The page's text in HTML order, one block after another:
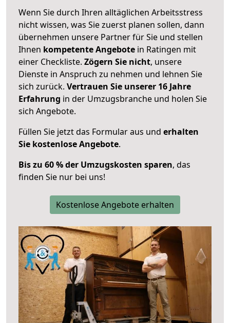
Wenn Sie durch Ihren alltäglichen Arbeitsstress
nicht wissen, was Sie zuerst planen sollen, dann
übernehmen unsere Partner für Sie und stellen
Ihnen kompetente Angebote in Ratingen mit
einer Checkliste. Zögern Sie nicht, unsere
Dienste in Anspruch zu nehmen und lehnen Sie
sich zurück. Vertrauen Sie unserer 16 Jahre
Erfahrung in der Umzugsbranche und holen Sie
sich Angebote.
Füllen Sie jetzt das Formular aus und erhalten
Sie kostenlose Angebote.
Bis zu 60 % der Umzugskosten sparen, das
finden Sie nur bei uns!
Kostenlose Angebote erhalten